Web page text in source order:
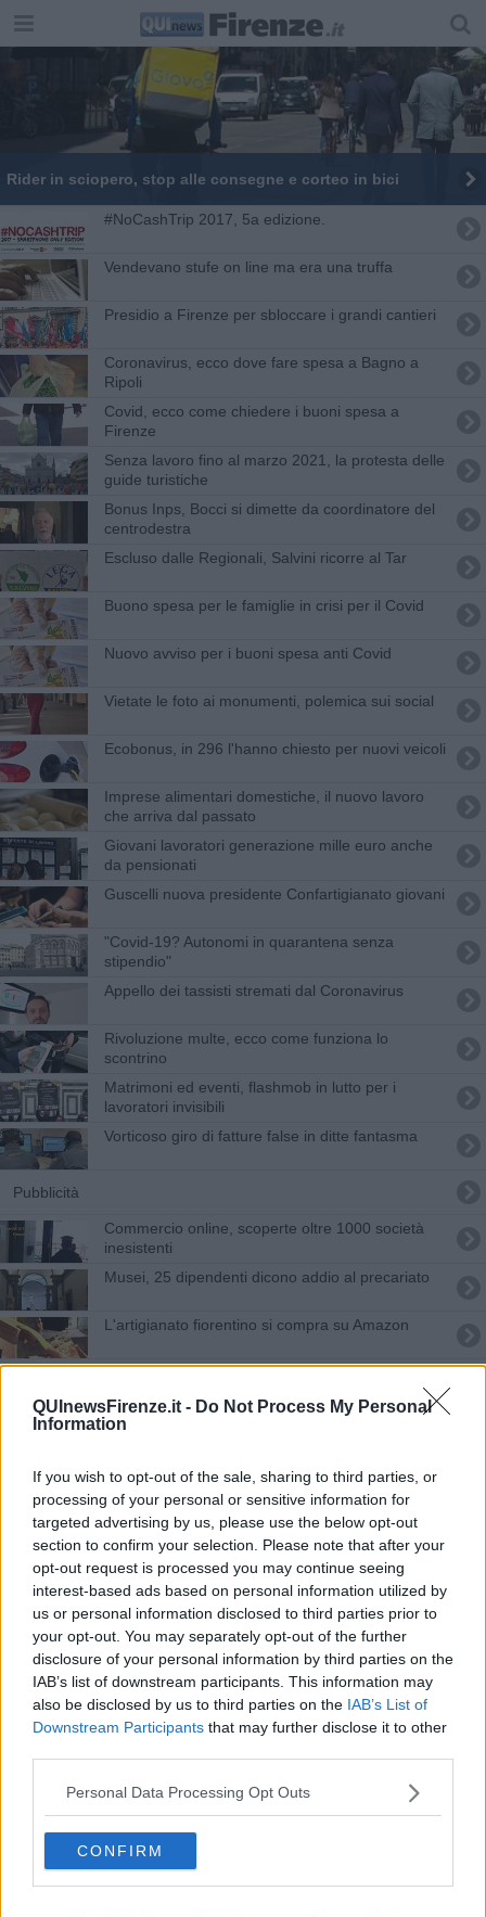
QUInewsFirenze.it - Do Not Process My Personal
Information
If you wish to opt-out of the sale, sharing to third parties, or
processing of your personal or sensitive information for
targeted advertising by us, please use the below opt-out
section to confirm your selection. Please note that after your
opt-out request is processed you may continue seeing
interest-based ads based on personal information utilized by
us or personal information disclosed to third parties prior to
your opt-out. You may separately opt-out of the further
disclosure of your personal information by third parties on the
IAB’s list of downstream participants. This information may
also be disclosed by us to third parties on the IAB’s List of
Downstream Participants that may further disclose it to other
Personal Data Processing Opt Outs
CONFIRM
Rider in sciopero, stop alle consegne e corteo in bici
#NoCashTrip 2017, 5a edizione.
Vendevano stufe on line ma era una truffa
Presidio a Firenze per sbloccare i grandi cantieri
Coronavirus, ecco dove fare spesa a Bagno a
Ripoli
Covid, ecco come chiedere i buoni spesa a
Firenze
Senza lavoro fino al marzo 2021, la protesta delle
guide turistiche
Bonus Inps, Bocci si dimette da coordinatore del
centrodestra
Escluso dalle Regionali, Salvini ricorre al Tar
Buono spesa per le famiglie in crisi per il Covid
Nuovo avviso per i buoni spesa anti Covid
Vietate le foto ai monumenti, polemica sui social
Ecobonus, in 296 l'hanno chiesto per nuovi veicoli
Imprese alimentari domestiche, il nuovo lavoro
che arriva dal passato
Giovani lavoratori generazione mille euro anche
da pensionati
Guscelli nuova presidente Confartigianato giovani
"Covid-19? Autonomi in quarantena senza
stipendio"
Appello dei tassisti stremati dal Coronavirus
Rivoluzione multe, ecco come funziona lo
scontrino
Matrimoni ed eventi, flashmob in lutto per i
lavoratori invisibili
Vorticoso giro di fatture false in ditte fantasma
Pubblicità
Commercio online, scoperte oltre 1000 società
inesistenti
Musei, 25 dipendenti dicono addio al precariato
L'artigianato fiorentino si compra su Amazon
"A rischio i servizi e l'aumento delle tasse"
Il Rinascimento per riprendersi dal Coronavirus
Botteghe anti Covid ma rischiano di scomparire
Covid, incentivi per rimodulare i canoni d'affitto
Il grido di aiuto dei negozi nella Metrocittà
"Serve un bonus per un'estate senza turisti"
Tornano i turisti ma i tassisti restano fermi
I ristoratori toscani lanciano un grido di aiuto
Presidio in piazza per il reddito universale
Ambulanti infuriati "Nuove regole? Saremo morti"